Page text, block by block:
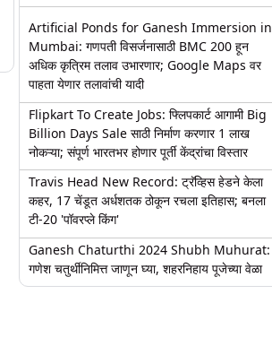
Artificial Ponds for Ganesh Immersion in
Mumbai: गणपती विसर्जनासाठी BMC 200 हून
अधिक कृत्रिम तलाव उभारणार; Google Maps वर
पाहता येणार तलावांची यादी
Flipkart To Create Jobs: फ्लिपकार्ट आगामी Big
Billion Days Sale साठी निर्माण करणार 1 लाख
नोकऱ्या; संपूर्ण भारतभर होणार पूर्ती केंद्रांचा विस्तार
Travis Head New Record: ट्रॅव्हिस हेडने केला
कहर, 17 चेंडूत अर्धशतक ठोकून रचला इतिहास; बनला
टी-20 'पॉवरप्ले किंग'
Ganesh Chaturthi 2024 Shubh Muhurat:
गणेश चतुर्थीनिमित्त जाणून घ्या, शहरनिहाय पूजेच्या वेळा